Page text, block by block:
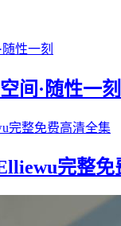
间·随性一刻
完整免